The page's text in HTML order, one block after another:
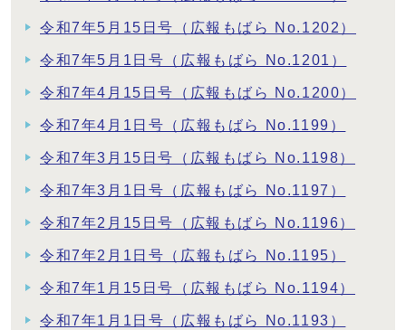
令和7年5月15日号（広報もばら No.1202）
令和7年5月1日号（広報もばら No.1201）
令和7年4月15日号（広報もばら No.1200）
令和7年4月1日号（広報もばら No.1199）
令和7年3月15日号（広報もばら No.1198）
令和7年3月1日号（広報もばら No.1197）
令和7年2月15日号（広報もばら No.1196）
令和7年2月1日号（広報もばら No.1195）
令和7年1月15日号（広報もばら No.1194）
令和7年1月1日号（広報もばら No.1193）